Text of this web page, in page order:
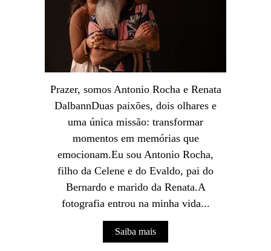
Prazer, somos Antonio Rocha e Renata
DalbannDuas paixões, dois olhares e
uma única missão: transformar
momentos em memórias que
emocionam.Eu sou Antonio Rocha,
filho da Celene e do Evaldo, pai do
Bernardo e marido da Renata.A
fotografia entrou na minha vida...
Saiba mais